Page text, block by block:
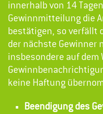
innerhalb von 14
Gewinnmitteilung die
bestätigen, so verfällt
der nächste Gewinner
insbesondere auf dem
keine Haftung
Beendigung des